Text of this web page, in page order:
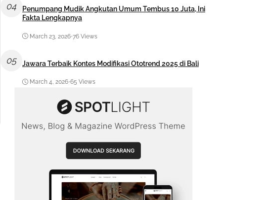
04
Penumpang Mudik Angkutan Umum Tembus 10 Juta, Ini
Fakta Lengkapnya
March 23, 2026•76 Views
05 Jawara Terbaik Kontes Modifikasi Ototrend 2025 di Bali
March 4, 2026•65 Views